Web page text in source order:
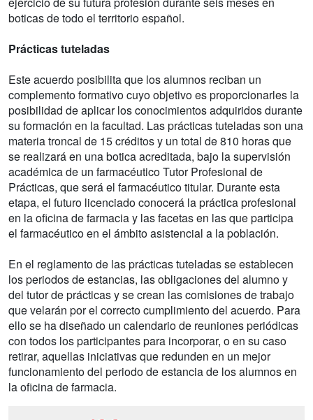
boticas de todo el territorio español.
Prácticas tuteladas
Este acuerdo posibilita que los alumnos reciban un
complemento formativo cuyo objetivo es proporcionarles la
posibilidad de aplicar los conocimientos adquiridos durante
su formación en la facultad. Las prácticas tuteladas son una
materia troncal de 15 créditos y un total de 810 horas que
se realizará en una botica acreditada, bajo la supervisión
académica de un farmacéutico Tutor Profesional de
Prácticas, que será el farmacéutico titular. Durante esta
etapa, el futuro licenciado conocerá la práctica profesional
en la oficina de farmacia y las facetas en las que participa
el farmacéutico en el ámbito asistencial a la población.
En el reglamento de las prácticas tuteladas se establecen
los periodos de estancias, las obligaciones del alumno y
del tutor de prácticas y se crean las comisiones de trabajo
que velarán por el correcto cumplimiento del acuerdo. Para
ello se ha diseñado un calendario de reuniones periódicas
con todos los participantes para incorporar, o en su caso
retirar, aquellas iniciativas que redunden en un mejor
funcionamiento del periodo de estancia de los alumnos en
la oficina de farmacia.